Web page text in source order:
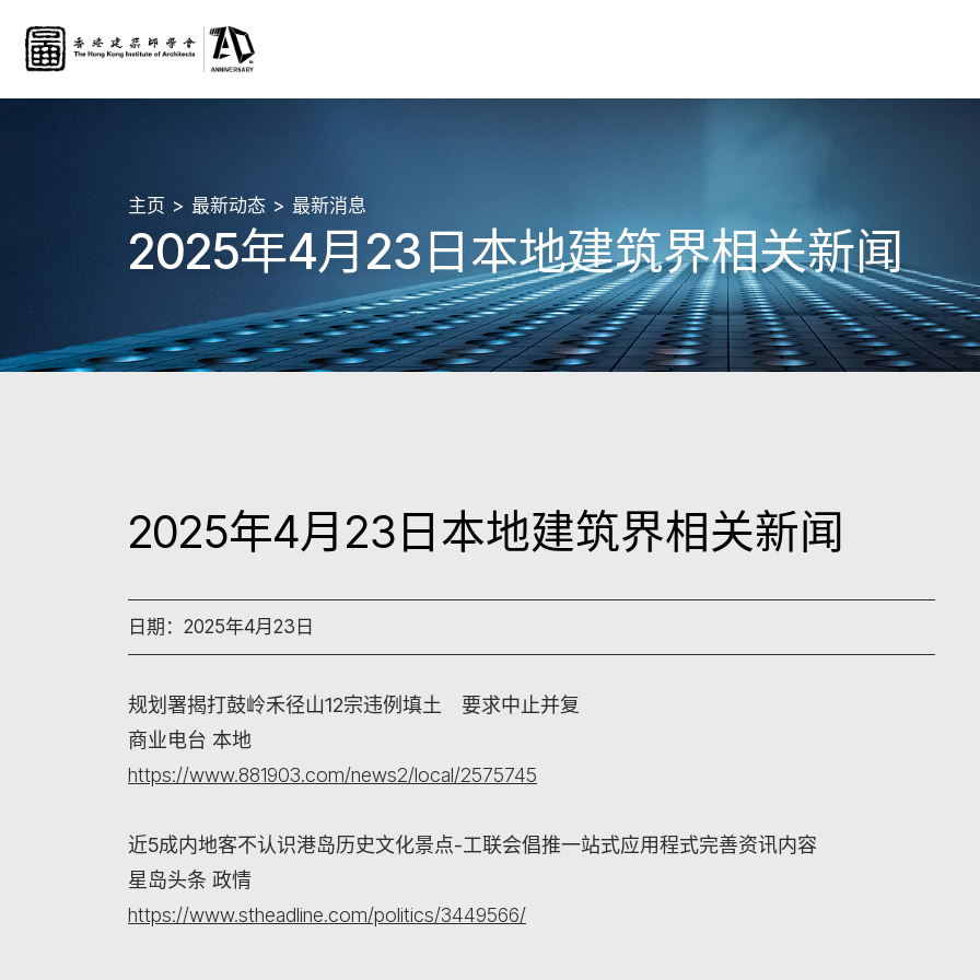
主页 最新动态 最新消息
2025年4月23日本地建筑界相关新闻
2025年4月23日本地建筑界相关新闻
日期：2025年4月23日
规划署揭打鼓岭禾径山12宗违例填土 要求中止并复
商业电台 本地
https://www.881903.com/news2/local/2575745
近5成内地客不认识港岛历史文化景点-工联会倡推一站式应用程式完善资讯内容
星岛头条 政情
https://www.stheadline.com/politics/3449566/